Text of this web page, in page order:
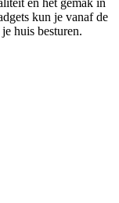
kun je vanaf de
huis besturen.